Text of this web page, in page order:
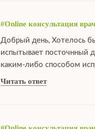
#Online консультация
Добрый день, Хотелось
испытывает посточнный
каким-либо способом
Читать ответ